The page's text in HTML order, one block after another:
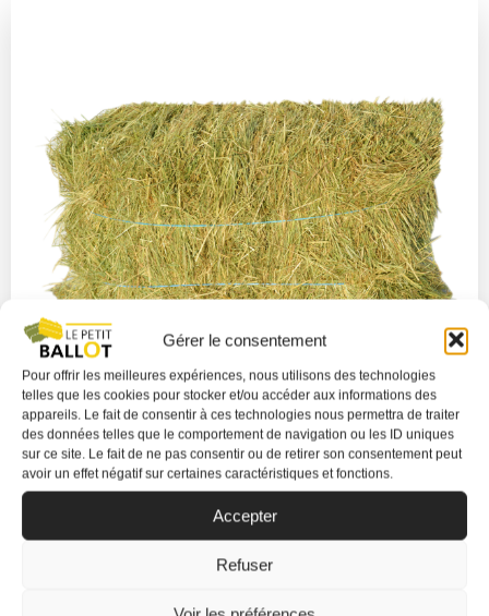
Gérer le consentement
Pour offrir les meilleures expériences, nous utilisons des technologies
telles que les cookies pour stocker et/ou accéder aux informations des
appareils. Le fait de consentir à ces technologies nous permettra de traiter
des données telles que le comportement de navigation ou les ID uniques
sur ce site. Le fait de ne pas consentir ou de retirer son consentement peut
avoir un effet négatif sur certaines caractéristiques et fonctions.
Accepter
Refuser
BALLOT 12KG – PAILLE
15,95 €